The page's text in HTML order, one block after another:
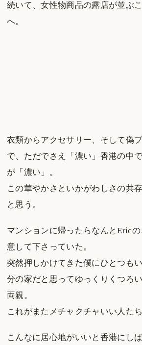
続いて、女性物商品の露店が並ぶ
へ。
衣類からアクセサリー、そして偽
で、ただでさえ「濃い」香港の中
が「濃い」。
この華やかさといかがわしさの共
と思う。
マンションに帰ったらなんとEric
意して下さっていた。
突然押しかけてきた僕にひとつも
分の家だと思ってゆっくりくつろ
両親。
これがまたメチャクチャいい人たち
こんなに居心地がいいと香港にし